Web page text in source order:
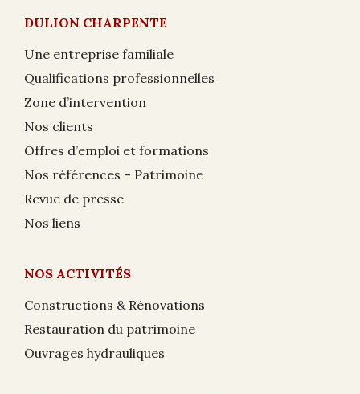
DULION CHARPENTE
Une entreprise familiale
Qualifications professionnelles
Zone d’intervention
Nos clients
Offres d’emploi et formations
Nos références – Patrimoine
Revue de presse
Nos liens
NOS ACTIVITÉS
Constructions & Rénovations
Restauration du patrimoine
Ouvrages hydrauliques